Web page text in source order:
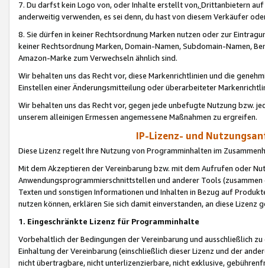
7. Du darfst kein Logo von, oder Inhalte erstellt von,Drittanbietern auf
anderweitig verwenden, es sei denn, du hast von diesem Verkäufer
8. Sie dürfen in keiner Rechtsordnung Marken nutzen oder zur
keiner Rechtsordnung Marken, Domain-Namen, Subdomain-Namen,
Amazon-Marke zum Verwechseln ähnlich sind.
Wir behalten uns das Recht vor, diese Markenrichtlinien und die
Einstellen einer Änderungsmitteilung oder überarbeiteter
Wir behalten uns das Recht vor, gegen jede unbefugte Nutzung bzw.
unserem alleinigen Ermessen angemessene Maßnahmen zu ergreifen.
IP-Lizenz- und
Diese Lizenz regelt Ihre Nutzung von Programminhalten im
Mit dem Akzeptieren der Vereinbarung bzw. mit dem Aufrufen oder
Anwendungsprogrammierschnittstellen und anderer Tools (zusammen
Texten und sonstigen Informationen und Inhalten in Bezug auf
nutzen können, erklären Sie sich damit einverstanden, an diese Lizenz
1. Eingeschränkte Lizenz für Programminhalte
Vorbehaltlich der Bedingungen der Vereinbarung und ausschließlich
Einhaltung der Vereinbarung (einschließlich dieser Lizenz und der
nicht übertragbare, nicht unterlizenzierbare, nicht exklusive,